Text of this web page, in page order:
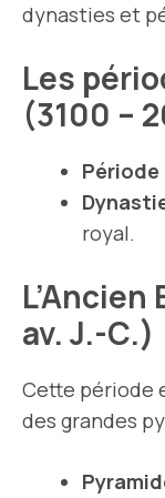
dynasties et
Les
(3100 –
royal.
L’Ancien
av. J.-C.)
Cette période
des grandes